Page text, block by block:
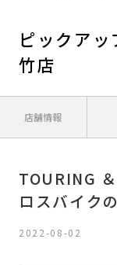
ピックア
竹店
店舗情報
TOURING
ロスバイク
2022-08-02